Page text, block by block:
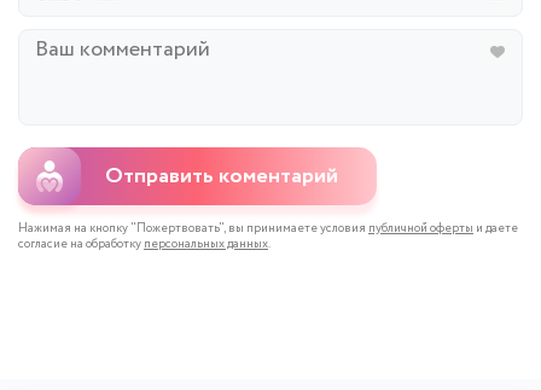
Отправить коментарий
Нажимая на кнопку "Пожертвовать", вы принимаете условия публичной оферты и даете
согласие на обработкуперсональных данных.